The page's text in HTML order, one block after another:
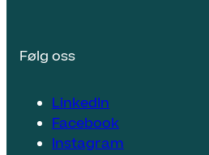
Følg oss
LinkedIn
Facebook
Instagram